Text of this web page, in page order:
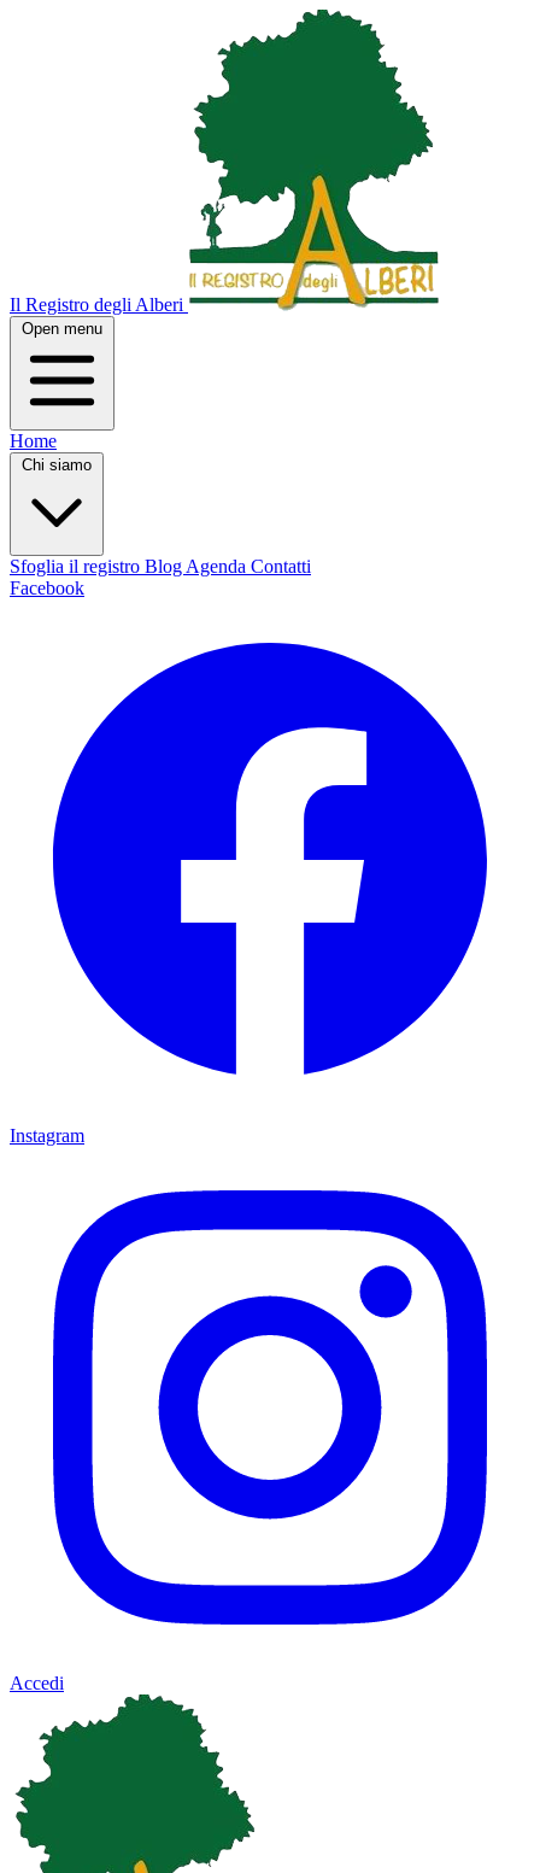
Il Registro degli Alberi
Open menu
Home
Chi siamo
Sfoglia il registro Blog Agenda Contatti
Facebook
Instagram
Accedi